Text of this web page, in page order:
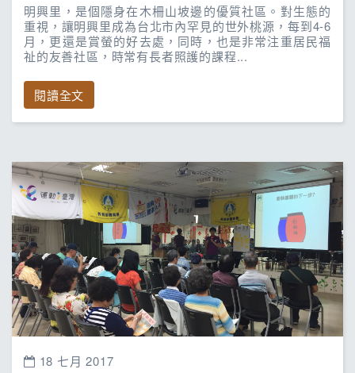
明興里，是個隱身在木柵山坡邊的優質社區。對生態的
重視，讓明興里成為台北市內罕見的世外桃源，每到4-6
月，更還是賞螢的好去處，同時，也是非常注重居民福
祉的友善社區，時常有長者照護的課程...
閱讀全文
18 七月 2017